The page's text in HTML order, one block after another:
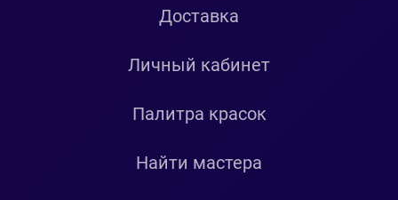
Доставка
Личный кабинет
Палитра красок
Найти мастера